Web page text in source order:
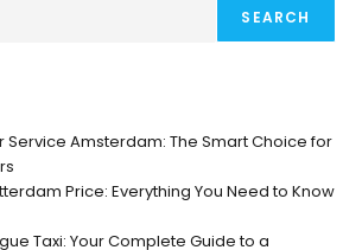
SEARCH
Service Amsterdam: The Smart Choice for
Price: Everything You Need to Know
Taxi: Your Complete Guide to a